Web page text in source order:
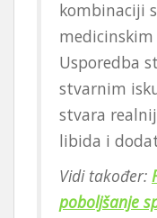
kombinaciji
Usporedba
stvarnim
stvara
libida i
Vidi također:
poboljšanje